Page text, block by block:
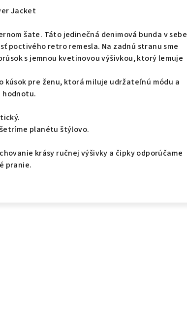
Jacket
šate. Táto jedinečná denimová bunda v sebe
poctivého retro remesla. Na zadnú stranu sme
s jemnou kvetinovou výšivkou, ktorý lemuje
kúsok pre ženu, ktorá miluje udržateľnú módu a
hodnotu.
planétu štýlovo.
krásy ručnej výšivky a čipky odporúčame
pranie.